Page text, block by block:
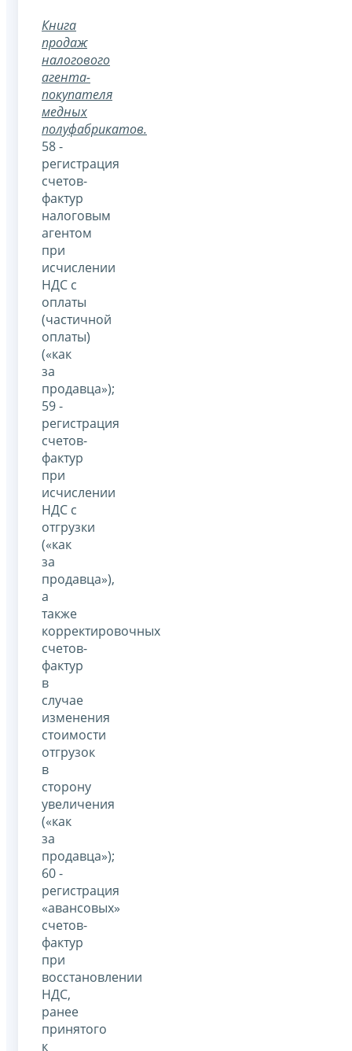
Книга
продаж
налогового
агента-
покупателя
медных
полуфабрикатов.
58 -
регистрация
счетов-
фактур
налоговым
агентом
при
исчислении
НДС с
оплаты
(частичной
оплаты)
(«как
за
продавца»);
59 -
регистрация
счетов-
фактур
при
исчислении
НДС с
отгрузки
(«как
за
продавца»),
а
также
корректировочных
счетов-
фактур
в
случае
изменения
стоимости
отгрузок
в
сторону
увеличения
(«как
за
продавца»);
60 -
регистрация
«авансовых»
счетов-
фактур
при
восстановлении
НДС,
ранее
принятого
к